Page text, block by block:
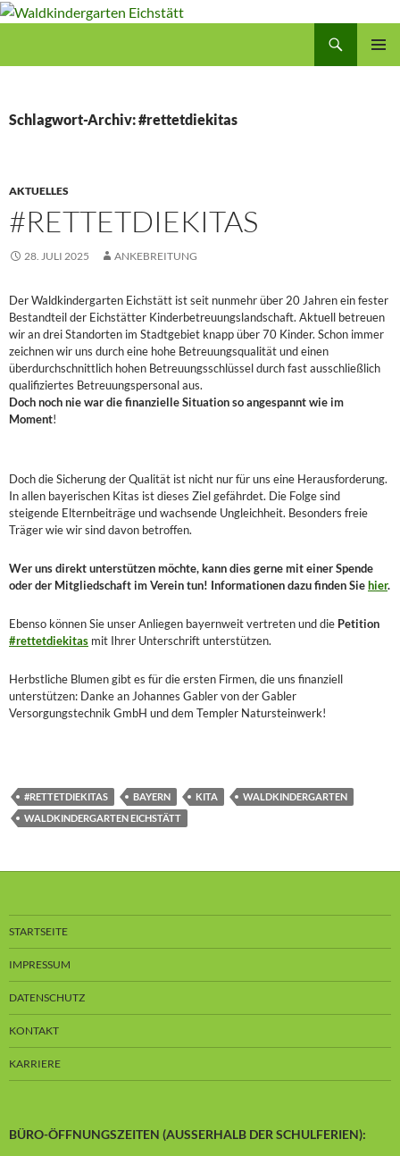
Zum
Schlagwort-Archiv: #rettetdiekitas
AKTUELLES
#RETTETDIEKITAS
28. JULI 2025 ANKEBREITUNG
Der Waldkindergarten Eichstätt ist seit nunmehr über 20 Jahren ein fester
Bestandteil der Eichstätter Kinderbetreuungslandschaft. Aktuell betreuen
wir an drei Standorten im Stadtgebiet knapp über 70 Kinder. Schon immer
zeichnen wir uns durch eine hohe Betreuungsqualität und einen
überdurchschnittlich hohen Betreuungsschlüssel durch fast ausschließlich
qualifiziertes Betreuungspersonal aus.
Doch noch nie war die finanzielle Situation so angespannt wie im
Moment!
Doch die Sicherung der Qualität ist nicht nur für uns eine Herausforderung.
In allen bayerischen Kitas ist dieses Ziel gefährdet. Die Folge sind
steigende Elternbeiträge und wachsende Ungleichheit. Besonders freie
Träger wie wir sind davon betroffen.
Wer uns direkt unterstützen möchte, kann dies gerne mit einer Spende
oder der Mitgliedschaft im Verein tun! Informationen dazu finden Siehier.
Ebenso können Sie unser Anliegen bayernweit vertreten und die Petition
#rettetdiekitas mit Ihrer Unterschrift unterstützen.
Herbstliche Blumen gibt es für die ersten Firmen, die uns finanziell
unterstützen: Danke an Johannes Gabler von der Gabler
Versorgungstechnik GmbH und dem Templer Natursteinwerk!
#RETTETDIEKITAS BAYERN KITA
WALDKINDERGARTEN
WALDKINDERGARTEN EICHSTÄTT
STARTSEITE
IMPRESSUM
DATENSCHUTZ
KONTAKT
KARRIERE
BÜRO-ÖFFNUNGSZEITEN (AUSSERHALB DER SCHULFERIEN):